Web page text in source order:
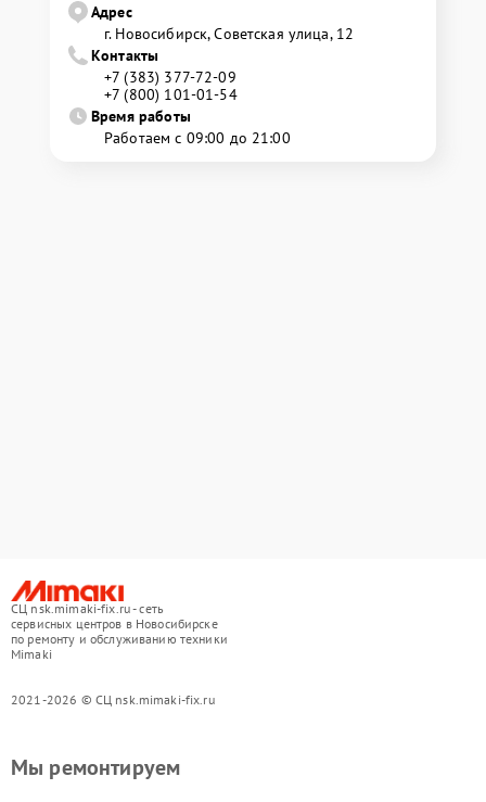
Адрес
г. Новосибирск, Советская улица, 12
Контакты
+7 (383) 377-72-09
+7 (800) 101-01-54
Время работы
Работаем с 09:00 до 21:00
СЦ nsk.mimaki-fix.ru - сеть
сервисных центров в Новосибирске
по ремонту и обслуживанию техники
Mimaki
2021-2026 © СЦ nsk.mimaki-fix.ru
Мы ремонтируем